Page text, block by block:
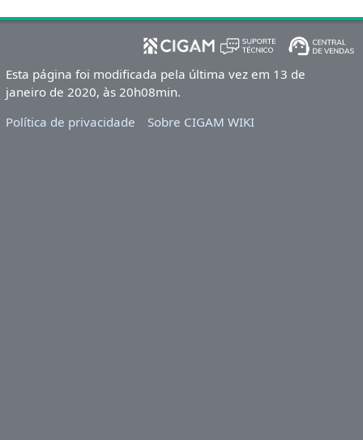
Esta página foi modificada pela última vez em 13 de
janeiro de 2020, às 20h08min.
Política de privacidade
Sobre CIGAM WIKI